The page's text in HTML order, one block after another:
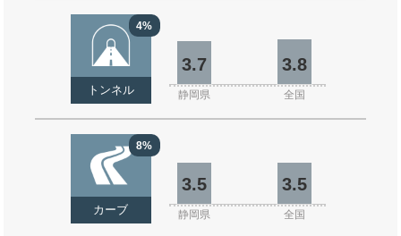
4%
トンネル
3.7 3.8
静岡県 全国
8%
カーブ
3.5 3.5
静岡県 全国